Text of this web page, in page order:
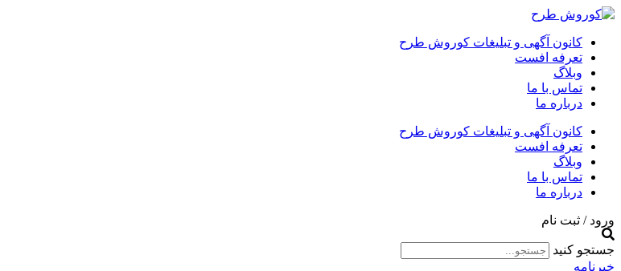
کانون آگهی و تبلیغات کوروش طرح
تعرفه افست
وبلاگ
تماس با ما
درباره ما
کانون آگهی و تبلیغات کوروش طرح
تعرفه افست
وبلاگ
تماس با ما
درباره ما
ورود / ثبت نام
جستجو کنید
خبرنامه